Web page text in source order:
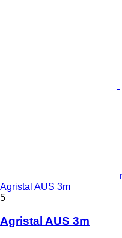
Agristal AUS 3m
5
Agristal AUS 3m